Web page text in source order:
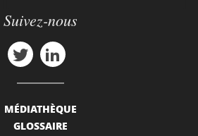
Suivez-nous
MÉDIATHÈQUE
GLOSSAIRE